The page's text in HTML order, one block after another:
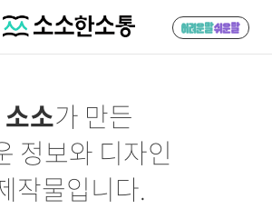
소소가 만든
정보와 디자인
작물입니다.